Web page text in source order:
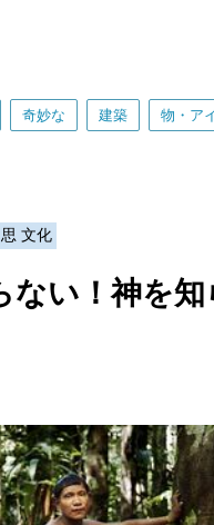
奇妙な 建築 物・ア
思 文化
ない！神を